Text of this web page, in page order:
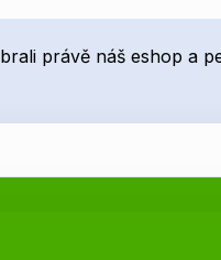
právě náš eshop a